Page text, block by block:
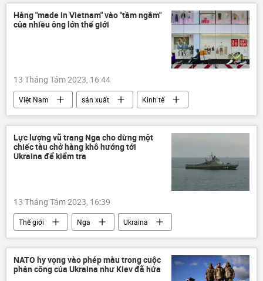
Cuộc khủng hoảng ở Ukraina
xung đột quân sự
Quân sự
Hàng "made in Vietnam" vào "tầm ngắm"
của nhiều ông lớn thế giới
13 Tháng Tám 2023, 16:44
Việt Nam sản xuất
Kinh tế
xuất khẩu
Kinh doanh
Thế giới
xuất nhập khẩu
công ty
Lực lượng vũ trang Nga cho dừng một
chiếc tàu chở hàng khô hướng tới
Ukraina để kiểm tra
13 Tháng Tám 2023, 16:39
Thế giới Nga
Ukraina
Biển Đen
Chiến dịch quân sự đặc biệt tại Ukraina
Cuộc khủng hoảng ở Ukraina
NATO hy vọng vào phép màu trong cuộc
phản công của Ukraina như Kiev đã hứa